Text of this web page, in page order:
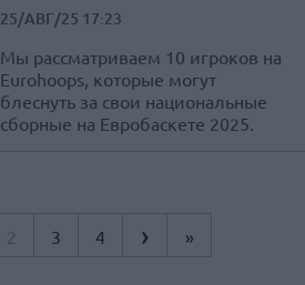
25/АВГ/25 17:23
Мы рассматриваем 10 игроков на
Eurohoops, которые могут
блеснуть за свои национальные
сборные на Евробаскете 2025.
2 3 4 › »